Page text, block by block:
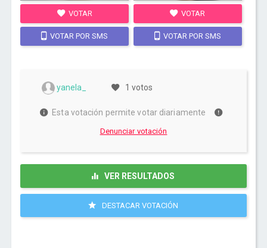
VOTAR
VOTAR POR SMS
VOTAR
VOTAR POR SMS
yanela_ 1 votos
Esta votación permite votar diariamente
Denunciar votación
VER RESULTADOS
DESTACAR VOTACIÓN